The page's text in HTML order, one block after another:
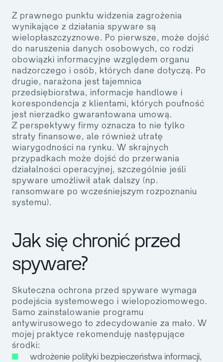
Z prawnego punktu widzenia zagrożenia
wynikające z działania spyware są
wielopłaszczyznowe. Po pierwsze, może dojść
do naruszenia danych osobowych, co rodzi
obowiązki informacyjne względem organu
nadzorczego i osób, których dane dotyczą. Po
drugie, narażona jest tajemnica
przedsiębiorstwa, informacje handlowe i
korespondencja z klientami, których poufność
jest nierzadko gwarantowana umową.
Z perspektywy firmy oznacza to nie tylko
straty finansowe, ale również utratę
wiarygodności na rynku. W skrajnych
przypadkach może dojść do przerwania
działalności operacyjnej, szczególnie jeśli
spyware umożliwił atak dalszy (np.
ransomware po wcześniejszym rozpoznaniu
systemu).
Jak się chronić przed
spyware?
Skuteczna ochrona przed spyware wymaga
podejścia systemowego i wielopoziomowego.
Samo zainstalowanie programu
antywirusowego to zdecydowanie za mało. W
mojej praktyce rekomenduję następujące
środki:
wdrożenie polityki bezpieczeństwa informacji,